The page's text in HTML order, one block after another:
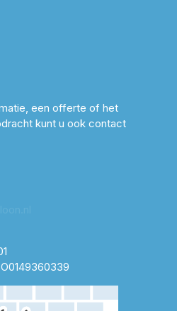
een offerte of het
kunt u ook contact